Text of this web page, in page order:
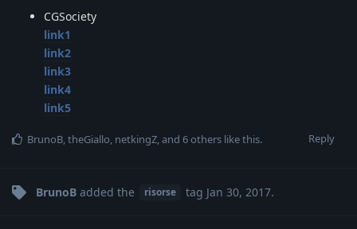
CGSociety
link1
link2
link3
link4
link5
Reply
BrunoB theGiallo netkingZ , and 6others like this.
BrunoB added the risorse tag Jan 30, 2017.